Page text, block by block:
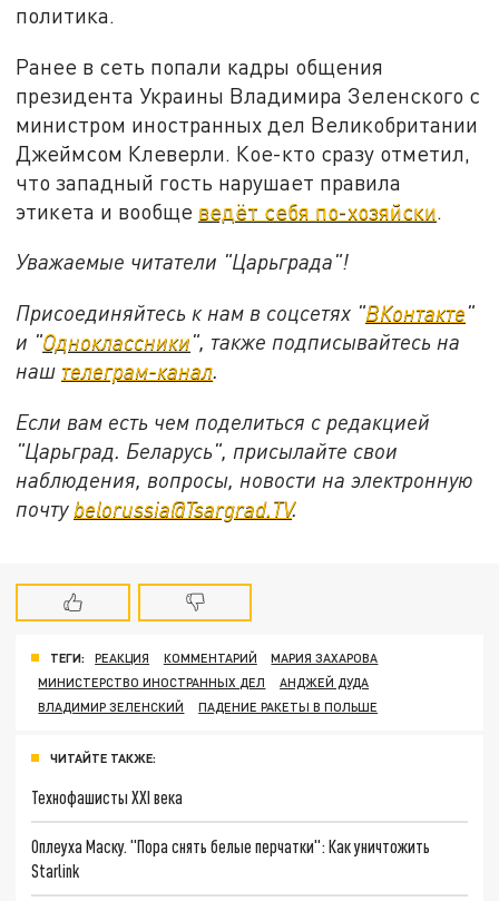
политика.
Ранее в сеть попали кадры общения
президента Украины Владимира Зеленского с
министром иностранных дел Великобритании
Джеймсом Клеверли. Кое-кто сразу отметил,
что западный гость нарушает правила
этикета и вообще ведёт себя по-хозяйски
Уважаемые читатели "Царьграда"!
Присоединяйтесь к нам в соцсетях "ВКонтакте"
и "Одноклассники", также подписывайтесь на
наш телеграм-канал.
Если вам есть чем поделиться с редакцией
"Царьград. Беларусь", присылайте свои
наблюдения, вопросы, новости на электронную
почту belorussia@Tsargrad.TV.
ТЕГИ: РЕАКЦИЯ КОММЕНТАРИЙ
МАРИЯ ЗАХАРОВА
МИНИСТЕРСТВО ИНОСТРАННЫХ ДЕЛ
АНДЖЕЙ ДУДА
ВЛАДИМИР ЗЕЛЕНСКИЙ
ПАДЕНИЕ РАКЕТЫ В ПОЛЬШЕ
ЧИТАЙТЕ ТАКЖЕ:
Технофашисты XXI века
Оплеуха Маску. "Пора снять белые перчатки": Как уничтожить
Starlink